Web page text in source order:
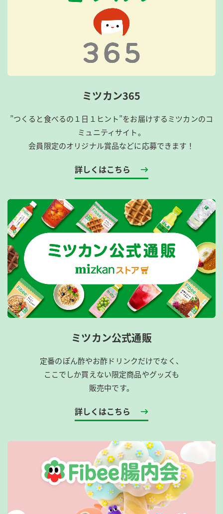
ミツカン365
”つくると食べるの１日１ヒント”をお届けするミツカンのコ
ミュニティサイト。
会員限定のオリジナル賞品などに応募できます！
詳しくはこちら
ミツカン公式通販
定番のぽん酢やお酢ドリンクだけでなく、
ここでしか買えない限定商品やグッズも
販売中です。
詳しくはこちら